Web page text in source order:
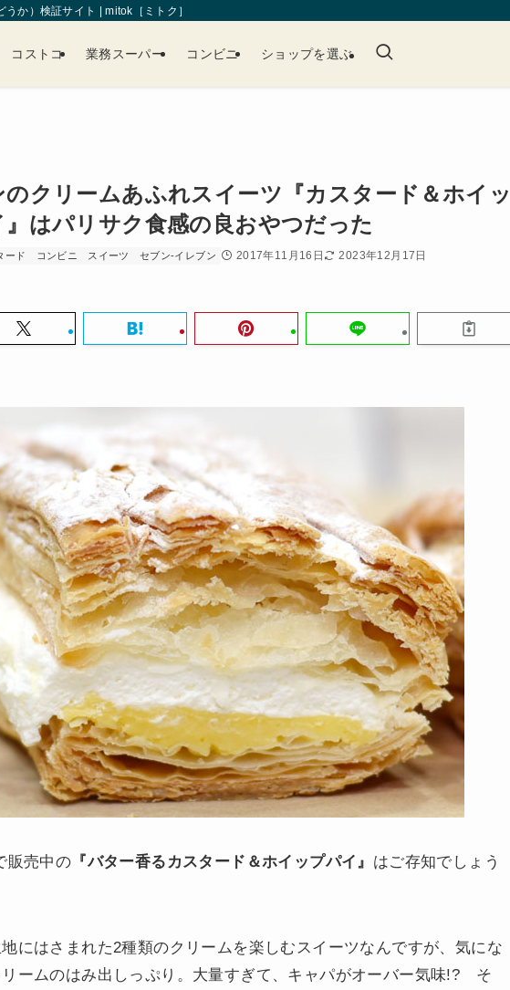
か）検証サイト | mitok［ミトク］
コストコ 業務スーパー コンビニ ショップを選ぶ
のクリームあふれスイーツ『カスタード＆ホイッ
』はパリサク食感の良おやつだった
ード コンビニ スイーツ セブン-イレブン 2017年11月16日
2023年12月17日
販売中の 『バター香るカスタード＆ホイップパイ』 はご存知でしょう
にはさまれた2種類のクリームを楽しむスイーツなんですが、気にな
ームのはみ出しっぷり。大量すぎて、キャパがオーバー気味!? そ